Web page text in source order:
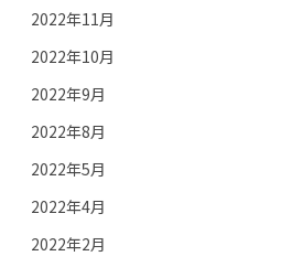
2022年11月
2022年10月
2022年9月
2022年8月
2022年5月
2022年4月
2022年2月